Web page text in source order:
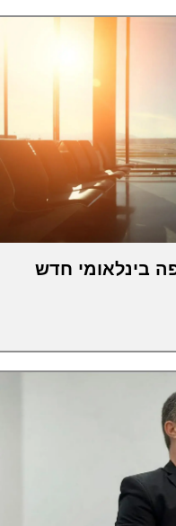
בינלאומי חדש